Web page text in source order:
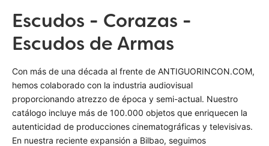
Escudos - Corazas -
Escudos de Armas
Con más de una década al frente de ANTIGUORINCON.COM,
hemos colaborado con la industria audiovisual
proporcionando atrezzo de época y semi-actual. Nuestro
catálogo incluye más de 100.000 objetos que enriquecen la
autenticidad de producciones cinematográficas y televisivas.
En nuestra reciente expansión a Bilbao, seguimos